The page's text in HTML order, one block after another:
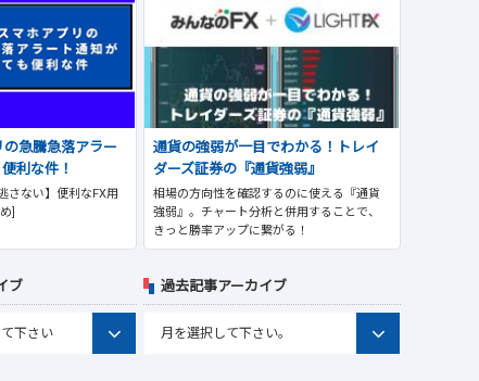
の急騰急落アラー
利な件！
さない】便利なFX用
]
通貨の強弱が一目でわかる！トレイ
ダーズ証券の『通貨強弱』
相場の方向性を確認するのに使える『通貨
強弱』。チャート分析と併用することで、
きっと勝率アップに繋がる！
ブ 過去記事アーカイブ